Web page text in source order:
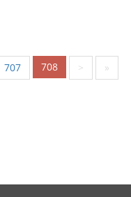
707 708 > »